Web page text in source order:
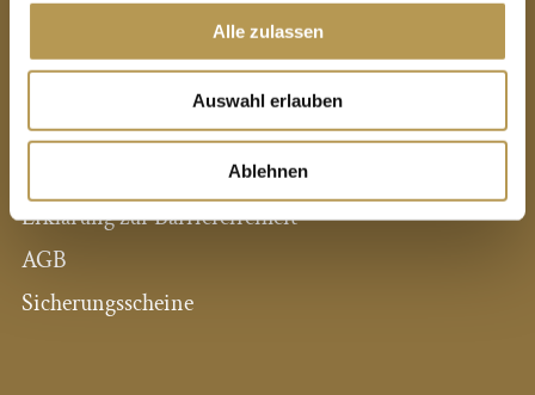
Alle zulassen
Auswahl erlauben
Ablehnen
Expansion / Neue Hotels
Intranet
Impressum
Erklärung zur Barrierefreiheit
AGB
Sicherungsscheine